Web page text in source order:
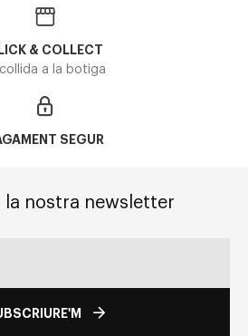
& COLLECT
a la botiga
SEGUR
la nostra newsletter